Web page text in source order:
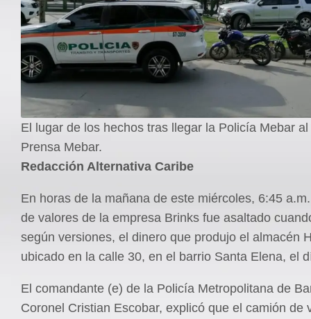
Instagram
Registro ISSN: 2711-3299
El lugar de los hechos tras llegar la Policía Mebar
Prensa Mebar.
Redacción Alternativa Caribe
En horas de la mañana de este miércoles, 6:45
de valores de la empresa Brinks fue asaltado
según versiones, el dinero que produjo el almacén
ubicado en la calle 30, en el barrio Santa Elena, el
El comandante (e) de la Policía Metropolitana de
Coronel Cristian Escobar, explicó que el camión de